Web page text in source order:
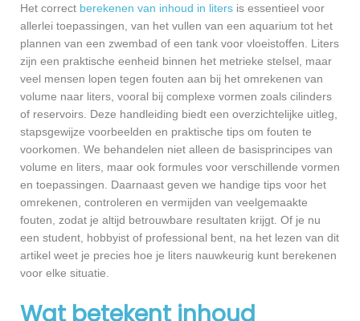
Het correct berekenen van inhoud in liters is essentieel voor
allerlei toepassingen, van het vullen van een aquarium tot het
plannen van een zwembad of een tank voor vloeistoffen. Liters
zijn een praktische eenheid binnen het metrieke stelsel, maar
veel mensen lopen tegen fouten aan bij het omrekenen van
volume naar liters, vooral bij complexe vormen zoals cilinders
of reservoirs. Deze handleiding biedt een overzichtelijke uitleg,
stapsgewijze voorbeelden en praktische tips om fouten te
voorkomen. We behandelen niet alleen de basisprincipes van
volume en liters, maar ook formules voor verschillende vormen
en toepassingen. Daarnaast geven we handige tips voor het
omrekenen, controleren en vermijden van veelgemaakte
fouten, zodat je altijd betrouwbare resultaten krijgt. Of je nu
een student, hobbyist of professional bent, na het lezen van dit
artikel weet je precies hoe je liters nauwkeurig kunt berekenen
voor elke situatie.
Wat betekent inhoud